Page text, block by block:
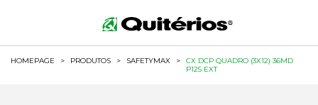
HOMEPAGE > PRODUTOS > SAFETYMAX >
CX DCP QUADRO (3X12) 36MD
P125 EXT